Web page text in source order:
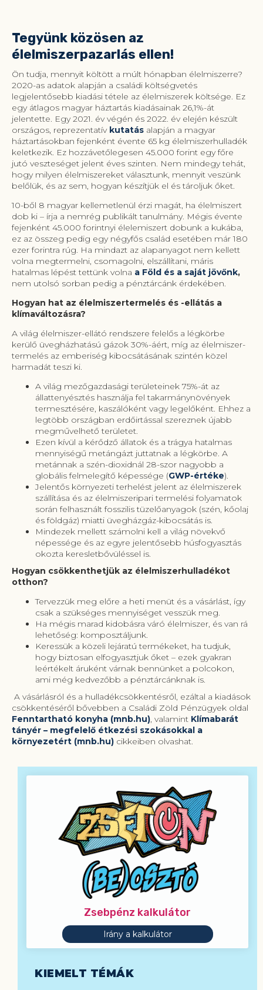
Tegyünk közösen az
élelmiszerpazarlás ellen!
Ön tudja, mennyit költött a múlt hónapban élelmiszerre?
2020-as adatok alapján a családi költségvetés
legjelentősebb kiadási tétele az élelmiszerek költsége. Ez
egy átlagos magyar háztartás kiadásainak 26,1%-át
jelentette. Egy 2021. év végén és 2022. év elején készült
országos, reprezentatív kutatás alapján a magyar
háztartásokban fejenként évente 65 kg élelmiszerhulladék
keletkezik. Ez hozzávetőlegesen 45.000 forint egy főre
jutó veszteséget jelent éves szinten. Nem mindegy tehát,
hogy milyen élelmiszereket választunk, mennyit veszünk
belőlük, és az sem, hogyan készítjük el és tároljuk őket.
10-ből 8 magyar kellemetlenül érzi magát, ha élelmiszert
dob ki – írja a nemrég publikált tanulmány. Mégis évente
fejenként 45.000 forintnyi élelemiszert dobunk a kukába,
ez az összeg pedig egy négyfős család esetében már 180
ezer forintra rúg. Ha mindazt az alapanyagot nem kellett
volna megtermelni, csomagolni, elszállítani, máris
hatalmas lépést tettünk volna a Föld és a saját jövőnk,
nem utolsó sorban pedig a pénztárcánk érdekében.
Hogyan hat az élelmiszertermelés és -ellátás a
klímaváltozásra?
A világ élelmiszer-ellátó rendszere felelős a légkörbe
kerülő üvegházhatású gázok 30%-áért, míg az élelmiszer-
termelés az emberiség kibocsátásának szintén közel
harmadát teszi ki.
A világ mezőgazdasági területeinek 75%-át az
állattenyésztés használja fel takarmánynövények
termesztésére, kaszálóként vagy legelőként. Ehhez a
legtöbb országban erdőirtással szereznek újabb
megművelhető területet.
Ezen kívül a kérődző állatok és a trágya hatalmas
mennyiségű metángázt juttatnak a légkörbe. A
metánnak a szén-dioxidnál 28-szor nagyobb a
globális felmelegítő képessége (GWP-értéke).
Jelentős környezeti terhelést jelent az élelmiszerek
szállítása és az élelmiszeripari termelési folyamatok
során felhasznált fosszilis tüzelőanyagok (szén, kőolaj
és földgáz) miatti üvegházgáz-kibocsátás is.
Mindezek mellett számolni kell a világ növekvő
népessége és az egyre jelentősebb húsfogyasztás
okozta keresletbővüléssel is.
Hogyan csökkenthetjük az élelmiszerhulladékot
otthon?
Tervezzük meg előre a heti menüt és a vásárlást, így
csak a szükséges mennyiséget vesszük meg.
Ha mégis marad kidobásra váró élelmiszer, és van rá
lehetőség: komposztáljunk.
Keressük a közeli lejáratú termékeket, ha tudjuk,
hogy biztosan elfogyasztjuk őket – ezek gyakran
leértékelt áruként várnak bennünket a polcokon,
ami még kedvezőbb a pénztárcánknak is.
A vásárlásról és a hulladékcsökkentésről, ezáltal a kiadások
csökkentéséről bővebben a Családi Zöld Pénzügyek oldal
Fenntartható konyha (mnb.hu), valamint Klímabarát
tányér – megfelelő étkezési szokásokkal a
környezetért (mnb.hu) cikkeiben olvashat.
Zsebpénz kalkulátor
Irány a kalkulátor
KIEMELT TÉMÁK